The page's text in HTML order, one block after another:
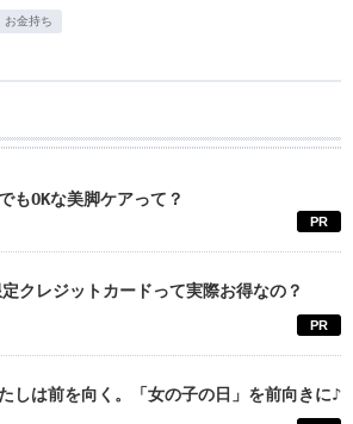
お金持ち
もOKな美脚ケアって？
PR
クレジットカードって実際お得なの？
PR
しは前を向く。「女の子の日」を前向きに♪